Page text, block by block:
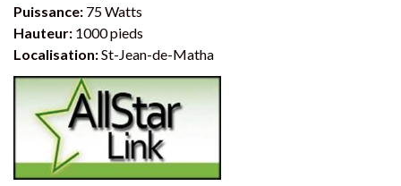
Puissance: 75 Watts
Hauteur: 1000 pieds
Localisation:St-Jean-de-Matha